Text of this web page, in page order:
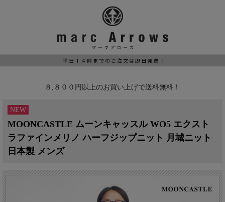
８,８００円以上のお買い上げで送料無料！
NEW
MOONCASTLE ムーンキャッスル WO5 エクスト
ラファインメリノ ハーフジップニット 月城ニット
日本製 メンズ